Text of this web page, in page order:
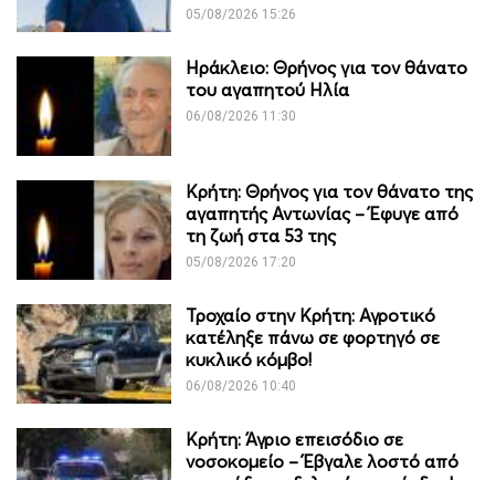
05/08/2026 15:26
Ηράκλειο: Θρήνος για τον θάνατο
του αγαπητού Ηλία
06/08/2026 11:30
Κρήτη: Θρήνος για τον θάνατο της
αγαπητής Αντωνίας – Έφυγε από
τη ζωή στα 53 της
05/08/2026 17:20
Τροχαίο στην Κρήτη: Αγροτικό
κατέληξε πάνω σε φορτηγό σε
κυκλικό κόμβο!
06/08/2026 10:40
Κρήτη: Άγριο επεισόδιο σε
νοσοκομείο – Έβγαλε λοστό από